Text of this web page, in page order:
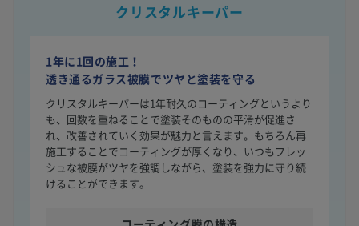
クリスタルキーパー
1年に1回の施工！
透き通るガラス被膜でツヤと塗装を守る
クリスタルキーパーは1年耐久のコーティングというより
も、回数を重ねることで塗装そのものの平滑が促進さ
れ、改善されていく効果が魅力と言えます。もちろん再
施工することでコーティングが厚くなり、いつもフレッ
シュな被膜がツヤを強調しながら、塗装を強力に守り続
けることができます。